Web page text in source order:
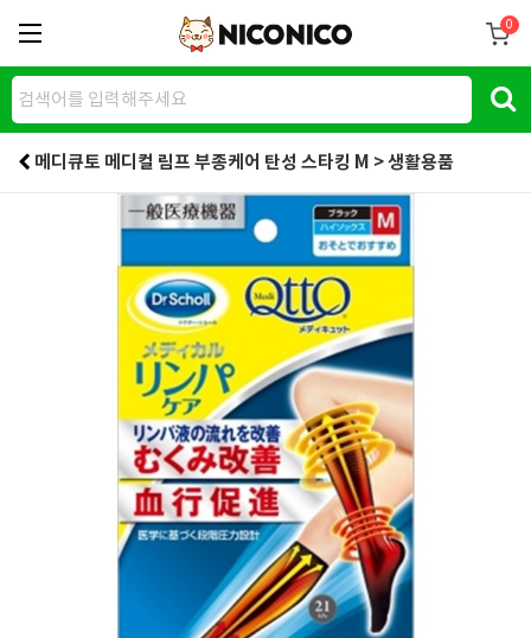
0
메디큐토 메디컬 림프 부종케어 탄성 스타킹 M > 생활용품